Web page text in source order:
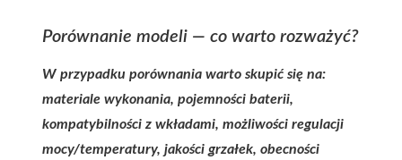
Porównanie modeli — co warto rozważyć?
W przypadku porównania warto skupić się na:
materiale wykonania, pojemności baterii,
kompatybilności z wkładami, możliwości regulacji
mocy/temperatury, jakości grzałek, obecności